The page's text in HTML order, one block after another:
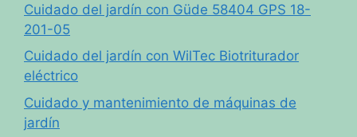
Cuidado del jardín con Güde 58404 GPS 18-
201-05
Cuidado del jardín con WilTec Biotriturador
eléctrico
Cuidado y mantenimiento de máquinas de
jardín